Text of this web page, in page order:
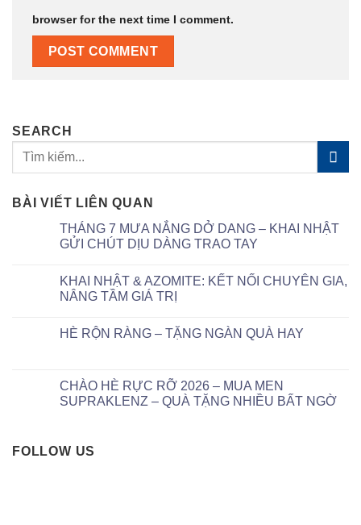
browser for the next time I comment.
SEARCH
BÀI VIẾT LIÊN QUAN
THÁNG 7 MƯA NẮNG DỞ DANG – KHAI NHẬT
GỬI CHÚT DỊU DÀNG TRAO TAY
KHAI NHẬT & AZOMITE: KẾT NỐI CHUYÊN GIA,
NÂNG TẦM GIÁ TRỊ
HÈ RỘN RÀNG – TẶNG NGÀN QUÀ HAY
CHÀO HÈ RỰC RỠ 2026 – MUA MEN
SUPRAKLENZ – QUÀ TẶNG NHIỀU BẤT NGỜ
FOLLOW US